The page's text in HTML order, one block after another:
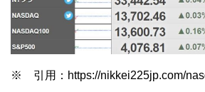
※ 引用：https://nikkei225jp.com/